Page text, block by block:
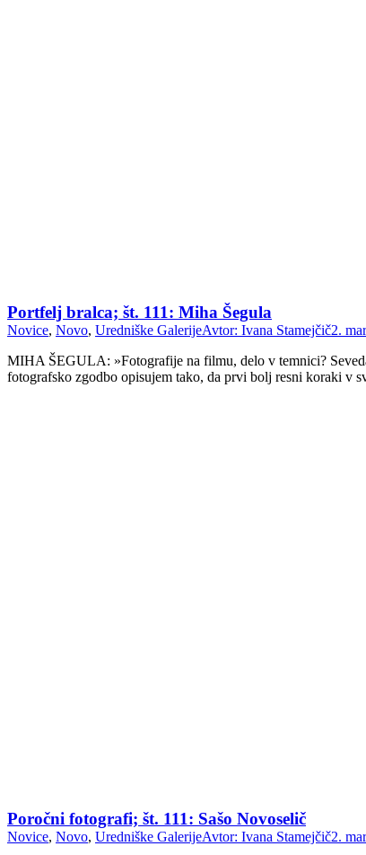
Portfelj bralca; št. 111: Miha Šegula
Novice, Novo, Uredniške GalerijeAvtor: Ivana Stamejčič2.
MIHA ŠEGULA: »Fotografije na filmu, delo v temnici?
fotografsko zgodbo opisujem tako, da prvi bolj resni koraki v
Poročni fotografi; št. 111: Sašo Novoselič
Novice, Novo, Uredniške GalerijeAvtor: Ivana Stamejčič2.